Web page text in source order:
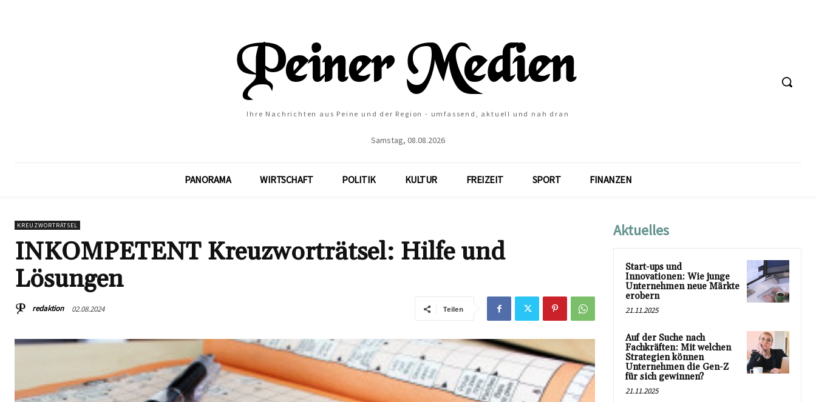
Ihre Nachrichten aus Peine und der Region - umfassend, aktuell und nah dran
Samstag, 08.08.2026
PANORAMA WIRTSCHAFT POLITIK KULTUR FREIZEIT SPORT FINANZEN
KREUZWORTRÄTSEL
INKOMPETENT Kreuzworträtsel: Hilfe und
Lösungen
redaktion 02.08.2024 Teilen
Aktuelles
Start-ups und
Innovationen: Wie junge
Unternehmen neue Märkte
erobern
21.11.2025
Auf der Suche nach
Fachkräften: Mit welchen
Strategien können
Unternehmen die Gen-Z
für sich gewinnen?
21.11.2025